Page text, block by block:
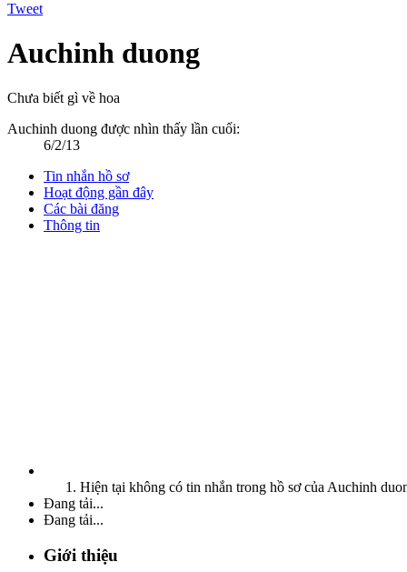
Tweet
Auchinh duong
Chưa biết gì về hoa
Auchinh duong được nhìn thấy lần cuối:
6/2/13
Tin nhắn hồ sơ
Hoạt động gần đây
Các bài đăng
Thông tin
Hiện tại không có tin nhắn trong hồ sơ của Auchinh
Đang tải...
Đang tải...
Giới thiệu